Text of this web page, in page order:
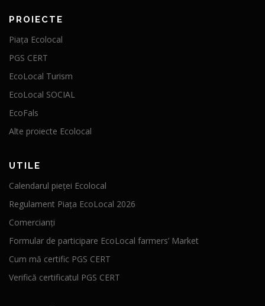
PROIECTE
Piața Ecolocal
PGS CERT
EcoLocal Turism
EcoLocal SOCIAL
EcoFals
Alte proiecte Ecolocal
UTILE
Calendarul pieței Ecolocal
Regulament Piața EcoLocal 2026
Comercianți
Formular de participare EcoLocal farmers’ Market
Cum mă certific PGS CERT
Verifică certificatul PGS CERT